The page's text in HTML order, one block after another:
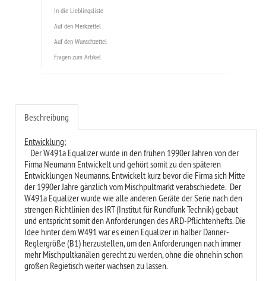
In die Lieblingsliste
Auf den Merkzettel
Auf den Wunschzettel
Fragen zum Artikel
Beschreibung
Entwicklung:
Der W491a Equalizer wurde in den frühen 1990er Jahren von der
Firma Neumann Entwickelt und gehört somit zu den späteren
Entwicklungen Neumanns. Entwickelt kurz bevor die Firma sich Mitte
der 1990er Jahre gänzlich vom Mischpultmarkt verabschiedete. Der
W491a Equalizer wurde wie alle anderen Geräte der Serie nach den
strengen Richtlinien des IRT (Institut für Rundfunk Technik) gebaut
und entspricht somit den Anforderungen des ARD-Pflichtenhefts. Die
Idee hinter dem W491 war es einen Equalizer in halber Danner-
Reglergröße (B1) herzustellen, um den Anforderungen nach immer
mehr Mischpultkanälen gerecht zu werden, ohne die ohnehin schon
großen Regietisch weiter wachsen zu lassen.